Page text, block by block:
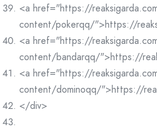
<a href="https://
content/pokerqq/">https://
<a href="https://
content/bandarqq/">https://
<a href="https://
content/dominoqq/">https://
</div>